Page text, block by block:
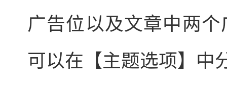
广告位以及文章中两
可以在【主题选项】中